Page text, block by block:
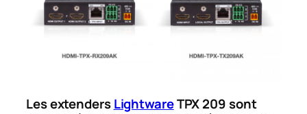
Les extendersLightwareTPX 209 sont